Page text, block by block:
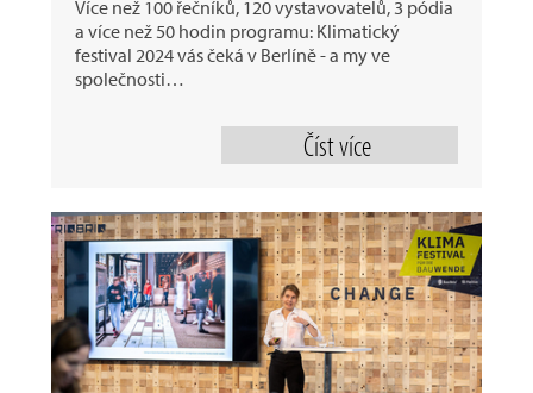
Více než 100 řečníků, 120 vystavovatelů, 3 pódia
a více než 50 hodin programu: Klimatický
festival 2024 vás čeká v Berlíně - a my ve
společnosti…
Číst více